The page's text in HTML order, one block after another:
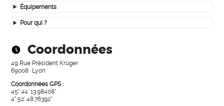
Équipements
Pour qui ?
Coordonnées
49 Rue Président Krüger
69008 Lyon
Coordonnées GPS :
45° 44' 13.98408"
4° 52' 48.76392"